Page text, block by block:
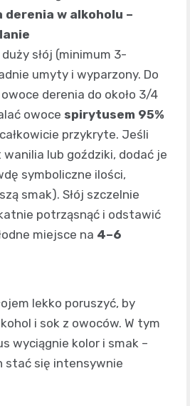
derenia w alkoholu –
słój (minimum 3-
umyty i wyparzony. Do
derenia do około 3/4
owoce spirytusem 95%
przykryte. Jeśli
lub goździki, dodać je
symboliczne ilości,
smak). Słój szczelnie
potrząsnąć i odstawić
miejsce na 4–6
lekko poruszyć, by
i sok z owoców. W tym
wyciągnie kolor i smak –
stać się intensywnie